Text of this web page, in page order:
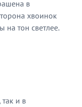
в
хвоинок
на тон светлее.
и в